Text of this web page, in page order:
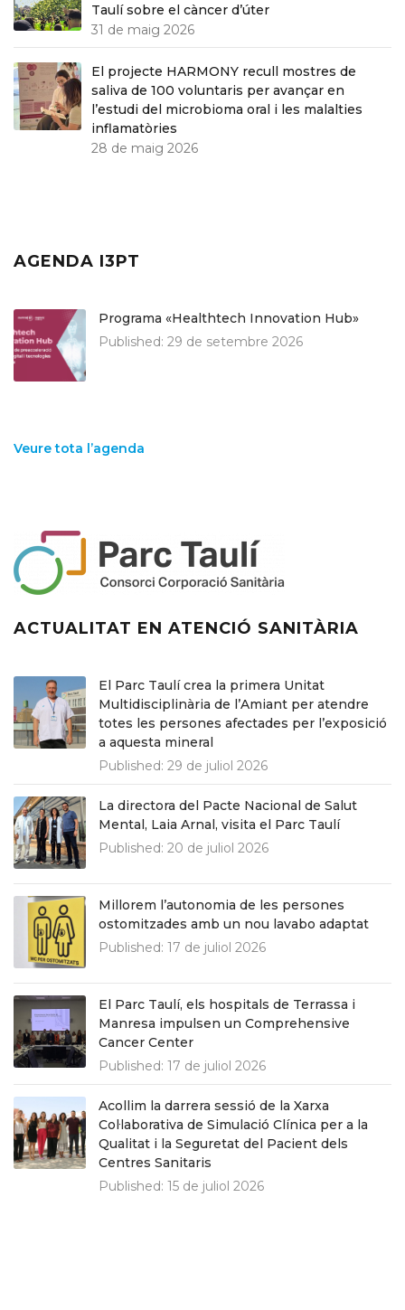
Taulí sobre el càncer d’úter
31 de maig 2026
El projecte HARMONY recull mostres de
saliva de 100 voluntaris per avançar en
l’estudi del microbioma oral i les malalties
inflamatòries
28 de maig 2026
AGENDA I3PT
Programa «Healthtech Innovation Hub»
Published: 29 de setembre 2026
Veure tota l’agenda
ACTUALITAT EN ATENCIÓ SANITÀRIA
El Parc Taulí crea la primera Unitat
Multidisciplinària de l’Amiant per atendre
totes les persones afectades per l’exposició
a aquesta mineral
Published: 29 de juliol 2026
La directora del Pacte Nacional de Salut
Mental, Laia Arnal, visita el Parc Taulí
Published: 20 de juliol 2026
Millorem l’autonomia de les persones
ostomitzades amb un nou lavabo adaptat
Published: 17 de juliol 2026
El Parc Taulí, els hospitals de Terrassa i
Manresa impulsen un Comprehensive
Cancer Center
Published: 17 de juliol 2026
Acollim la darrera sessió de la Xarxa
Col·laborativa de Simulació Clínica per a la
Qualitat i la Seguretat del Pacient dels
Centres Sanitaris
Published: 15 de juliol 2026